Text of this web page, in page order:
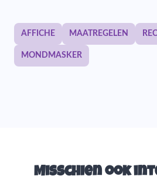
AFFICHE MAATREGELEN
MONDMASKER
Misschien ook